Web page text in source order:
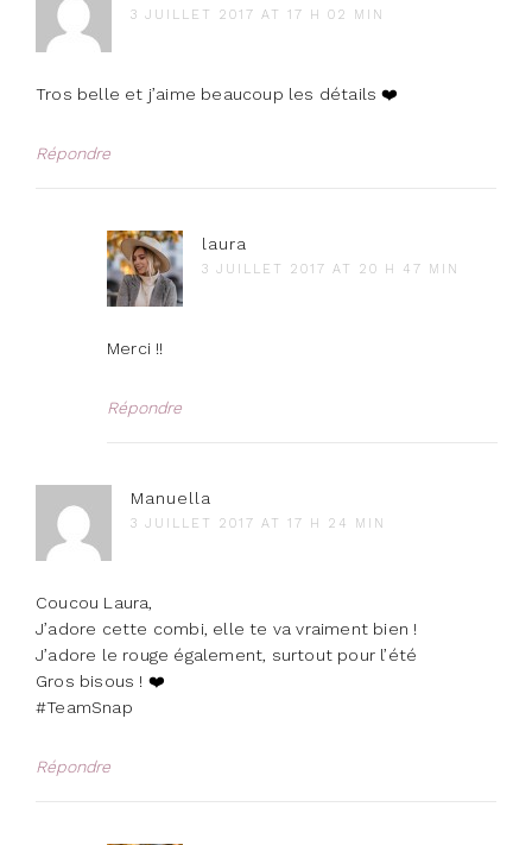
3 JUILLET 2017 AT 17 H 02 MIN
Tros belle et j’aime beaucoup les détails ❤️
Répondre
laura
3 JUILLET 2017 AT 20 H 47 MIN
Merci !!
Répondre
Manuella
3 JUILLET 2017 AT 17 H 24 MIN
Coucou Laura,
J’adore cette combi, elle te va vraiment bien !
J’adore le rouge également, surtout pour l’été
Gros bisous ! ❤️
#TeamSnap
Répondre